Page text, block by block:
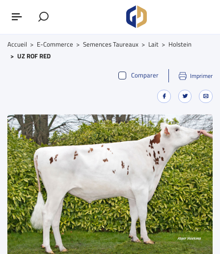
Accueil E-Commerce Semences Taureaux Lait
Holstein
UZ ROF RED
Comparer
Imprimer